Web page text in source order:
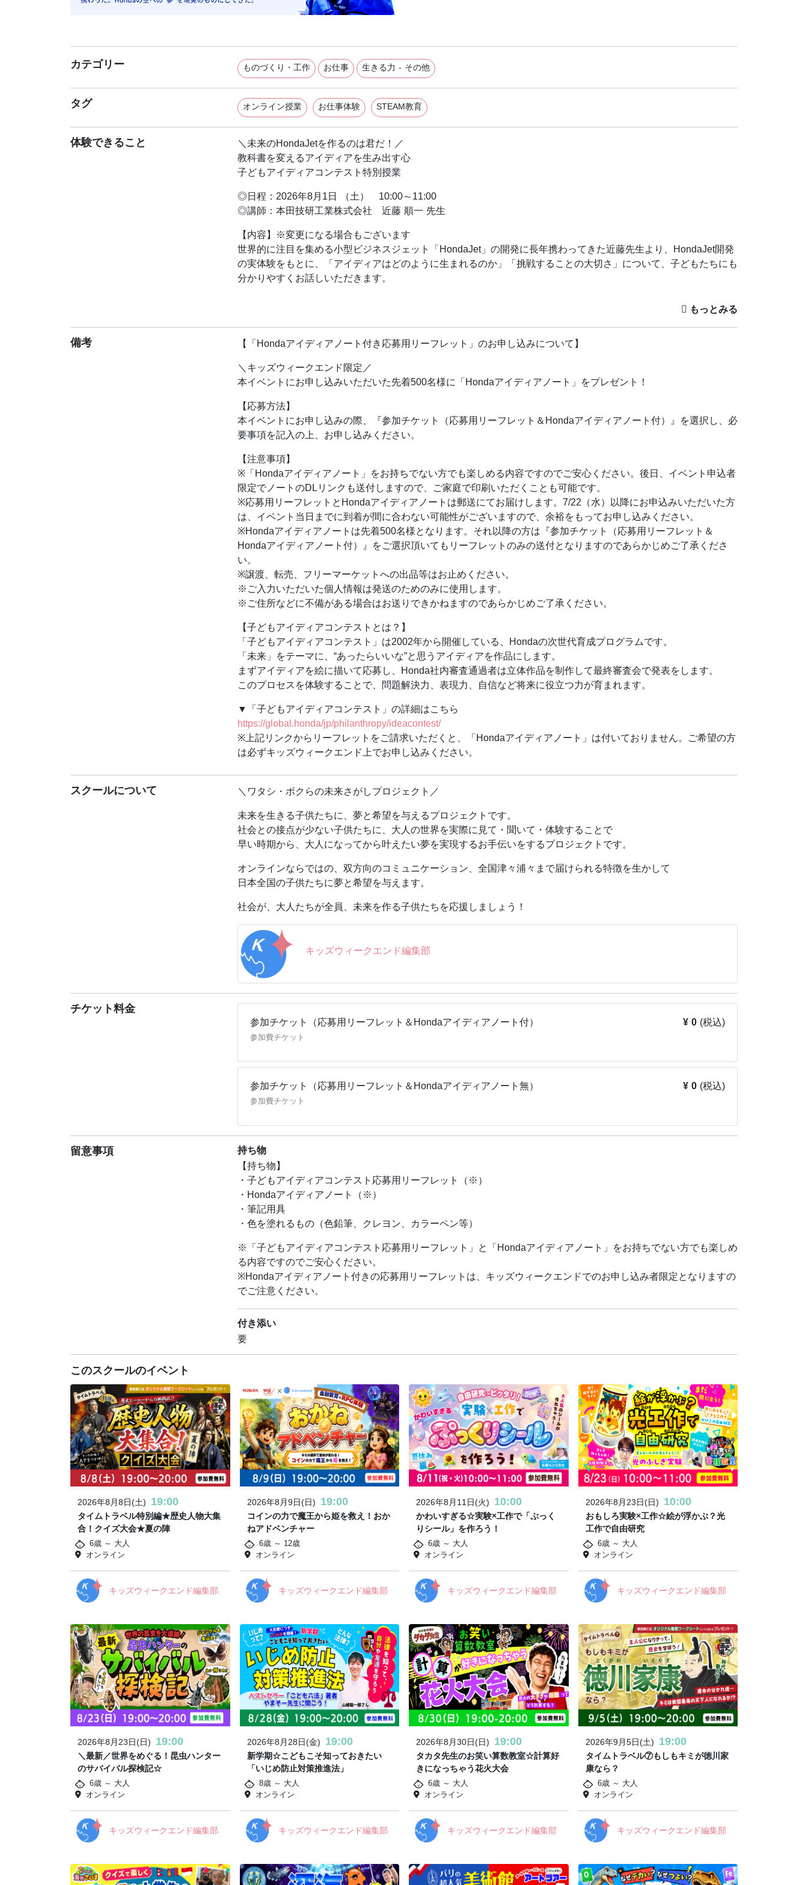
カテゴリー ものづくり・工作 お仕事 生きる力 - その他
タグ オンライン授業 お仕事体験 STEAM教育
体験できること
＼未来のHondaJetを作るのは君だ！／
教科書を変えるアイディアを生み出す心
子どもアイディアコンテスト特別授業
◎日程：2026年8月1日 （土） 10:00～11:00
◎講師：本田技研工業株式会社 近藤 順一 先生
【内容】※変更になる場合もございます
世界的に注目を集める小型ビジネスジェット「HondaJet」の開発に長年携わってきた近藤先生より、HondaJet開発
の実体験をもとに、「アイディアはどのように生まれるのか」「挑戦することの大切さ」について、子どもたちにも
分かりやすくお話しいただきます。
また、「夢」や「アイディア」の見つけ方・広げ方のヒントを学びながら、子どもたち自身が“未来のアイディア”を
★キッズウィークエンド限定★
本イベントにお申し込みの際、『参加チケット（応募用リーフレット＆Hondaアイディアノート付）』を選択し、必
要事項を記入の上、お申し込みください。
【注意事項】
※「Hondaアイディアノート」をお持ちでない方でも楽しめる内容ですのでご安心ください。後日、イベント申込者
限定でノートのDLリンクも送付しますので、ご家庭で印刷いただくことも可能です。
※応募用リーフレットとHondaアイディアノートは郵送にてお届けします。7/22（水）以降にお申込みいただいた方
は、イベント当日までに到着が間に合わない可能性がございますので、余裕をもってお申し込みください。
※Hondaアイディアノートは先着500名様となります。それ以降の方は『参加チケット（応募用リーフレット＆
Hondaアイディアノート付）』をご選択頂いてもリーフレットのみの送付となりますのであらかじめご了承くださ
い。
※譲渡、転売、フリーマーケットへの出品等はお止めください。
※ご入力いただいた個人情報は発送のためのみに使用します。
【子どもアイディアコンテストとは？】
2002年から開催している、Hondaの次世代育成プログラムです。
「未来」をテーマに、“あったらいいな”と思うアイディアを作品にします。
まずアイディアを絵に描いて応募し、Honda社内審査通過者は立体作品を制作して最終審査会で発表をします。
このプロセスを体験することで、問題解決力、表現力、自信など将来に役立つ力が育まれます。
https://global.honda/jp/philanthropy/ideacontest/
※上記リンクからリーフレットをご請求いただくと、「Hondaアイディアノート」は付いておりません。
【講師プロフィール】
近藤 順一（こんどう じゅんいち）先生
本田技研工業株式会社 チーフエンジニア。
Hondaの航空機事業子会社「ホンダ エアクラフト カンパニー」にて、小型ビジネスジェット「HondaJet」の研究開
発から事業化までを、その生みの親である藤野道格氏のもとで推進。研究開発期には、HondaJet胴体の先進構造を
ゼロから設計し、世界トップクラスの性能の実現に貢献した。量産化の段階では、プロジェクトマネージャーとし
て、技術、生産、認証、販売、広報など幅広い分野に携わった。Hondaの空への“夢”を現実のものにしてきた。
【本田技研工業株式会社】
Honda（ホンダ）は、自動車、バイク、パワープロダクツの開発・製造に加え、航空機やロボティクス、再生可能エ
ネルギーなど、幅広い分野で未来の社会づくりに貢献し、夢の力と創造力であらゆるモビリティを進化させ、世界中
に「自由な移動の喜び」を届けている会社です。
https://global.honda/jp/
備考
【「Hondaアイディアノート付き応募用リーフレット」のお申し込みについて】
＼キッズウィークエンド限定／
本イベントにお申し込みいただいた先着500名様に「Hondaアイディアノート」をプレゼント！
【応募方法】
本イベントにお申し込みの際、『参加チケット（応募用リーフレット＆Hondaアイディアノート付）』を選択し、必
要事項を記入の上、お申し込みください。
【注意事項】
※「Hondaアイディアノート」をお持ちでない方でも楽しめる内容ですのでご安心ください。後日、イベント申込者
限定でノートのDLリンクも送付しますので、ご家庭で印刷いただくことも可能です。
※応募用リーフレットとHondaアイディアノートは郵送にてお届けします。7/22（水）以降にお申込みいただいた方
は、イベント当日までに到着が間に合わない可能性がございますので、余裕をもってお申し込みください。
※Hondaアイディアノートは先着500名様となります。それ以降の方は『参加チケット（応募用リーフレット＆
Hondaアイディアノート付）』をご選択頂いてもリーフレットのみの送付となりますのであらかじめご了承くださ
い。
※譲渡、転売、フリーマーケットへの出品等はお止めください。
※ご入力いただいた個人情報は発送のためのみに使用します。
※ご住所などに不備がある場合はお送りできかねますのであらかじめご了承ください。
【子どもアイディアコンテストとは？】
「子どもアイディアコンテスト」は2002年から開催している、Hondaの次世代育成プログラムです。
「未来」をテーマに、“あったらいいな”と思うアイディアを作品にします。
まずアイディアを絵に描いて応募し、Honda社内審査通過者は立体作品を制作して最終審査会で発表をします。
このプロセスを体験することで、問題解決力、表現力、自信など将来に役立つ力が育まれます。
▼「子どもアイディアコンテスト」の詳細はこちら
https://global.honda/jp/philanthropy/ideacontest/
※上記リンクからリーフレットをご請求いただくと、「Hondaアイディアノート」は付いておりません。ご希望の方
は必ずキッズウィークエンド上でお申し込みください。
スクールについて
＼ワタシ・ボクらの未来さがしプロジェクト／
未来を生きる子供たちに、夢と希望を与えるプロジェクトです。
社会との接点が少ない子供たちに、大人の世界を実際に見て・聞いて・体験することで
早い時期から、大人になってから叶えたい夢を実現するお手伝いをするプロジェクトです。
オンラインならではの、双方向のコミュニケーション、全国津々浦々まで届けられる特徴を生かして
日本全国の子供たちに夢と希望を与えます。
社会が、大人たちが全員、未来を作る子供たちを応援しましょう！
キッズウィークエンド編集部
チケット料金
参加チケット（応募用リーフレット＆Hondaアイディアノート付）
参加費チケット
¥ 0 (税込)
参加チケット（応募用リーフレット＆Hondaアイディアノート無）
参加費チケット
¥ 0 (税込)
留意事項
持ち物
【持ち物】
・子どもアイディアコンテスト応募用リーフレット（※）
・Hondaアイディアノート（※）
・筆記用具
・色を塗れるもの（色鉛筆、クレヨン、カラーペン等）
※「子どもアイディアコンテスト応募用リーフレット」と「Hondaアイディアノート」をお持ちでない方でも楽しめ
る内容ですのでご安心ください。
※Hondaアイディアノート付きの応募用リーフレットは、キッズウィークエンドでのお申し込み者限定となりますの
でご注意ください。
付き添い
要
このスクールのイベント
2026年8月8日(土) 19:00
タイムトラベル特別編★歴史人物大集
合！クイズ大会★夏の陣
6歳 ～ 大人
オンライン
キッズウィークエンド編集部
2026年8月9日(日) 19:00
コインの力で魔王から姫を救え！おか
ねアドベンチャー
6歳 ～ 12歳
オンライン
キッズウィークエンド編集部
2026年8月11日(火) 10:00
かわいすぎる☆実験×工作で「ぷっく
りシール」を作ろう！
6歳 ～ 大人
オンライン
キッズウィークエンド編集部
2026年8月23日(日) 10:00
おもしろ実験×工作☆絵が浮かぶ？光
工作で自由研究
6歳 ～ 大人
オンライン
キッズウィークエンド編集部
2026年8月23日(日) 19:00
＼最新／世界をめぐる！昆虫ハンター
のサバイバル探検記☆
6歳 ～ 大人
オンライン
キッズウィークエンド編集部
2026年8月28日(金) 19:00
新学期☆こどもこそ知っておきたい
「いじめ防止対策推進法」
8歳 ～ 大人
オンライン
キッズウィークエンド編集部
2026年8月30日(日) 19:00
タカタ先生のお笑い算数教室☆計算好
きになっちゃう花火大会
6歳 ～ 大人
オンライン
キッズウィークエンド編集部
2026年9月5日(土) 19:00
タイムトラベル⑦もしもキミが徳川家
康なら？
6歳 ～ 大人
オンライン
キッズウィークエンド編集部